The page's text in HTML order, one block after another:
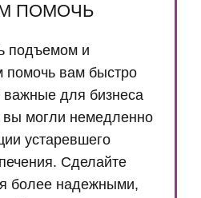
ПОМОЧЬ
подъемом и
вам быстро
важные для бизнеса
могли немедленно
устаревшего
Сделайте
более надежными,